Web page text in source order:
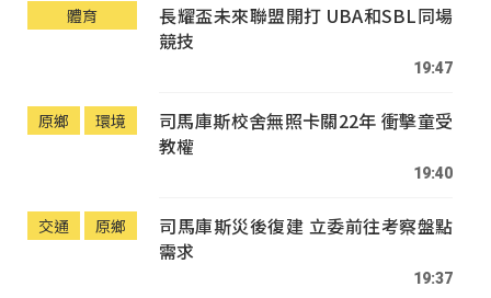
體育
長耀盃未來聯盟開打 UBA和SBL同場
競技
19:47
原鄉 環境
司馬庫斯校舍無照卡關22年 衝擊童受
教權
19:40
交通 原鄉
司馬庫斯災後復建 立委前往考察盤點
需求
19:37